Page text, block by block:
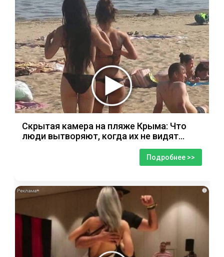
Скрытая камера на пляже Крыма: Что
люди вытворяют, когда их не видят...
Подробнее >>
i